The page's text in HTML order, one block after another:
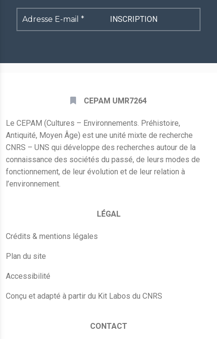
Adresse
E-
CEPAM UMR7264
Le CEPAM (Cultures – Environnements. Préhistoire,
Antiquité, Moyen Âge) est une unité mixte de recherche
CNRS – UNS qui développe des recherches autour de la
connaissance des sociétés du passé, de leurs modes de
fonctionnement, de leur évolution et de leur relation à
l’environnement.
LÉGAL
Crédits & mentions légales
Plan du site
Accessibilité
Conçu et adapté à partir du Kit Labos du CNRS
CONTACT